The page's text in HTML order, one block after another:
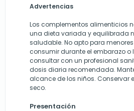
Advertencias
Los complementos alimenticios
una dieta variada y equilibrada
saludable. No apto para menores
consumir durante el embarazo
consultar con un profesional
dosis diaria recomendada.
alcance de los niños. Conservar
seco.
Presentación